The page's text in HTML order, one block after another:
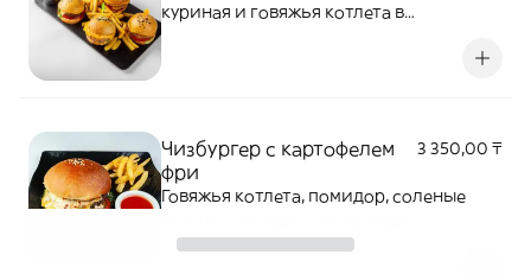
куриная и говяжья котлета в
Чизбургер с картофелем
фри
3 350,00 ₸
Говяжья котлета, помидор, соленые
фирменный